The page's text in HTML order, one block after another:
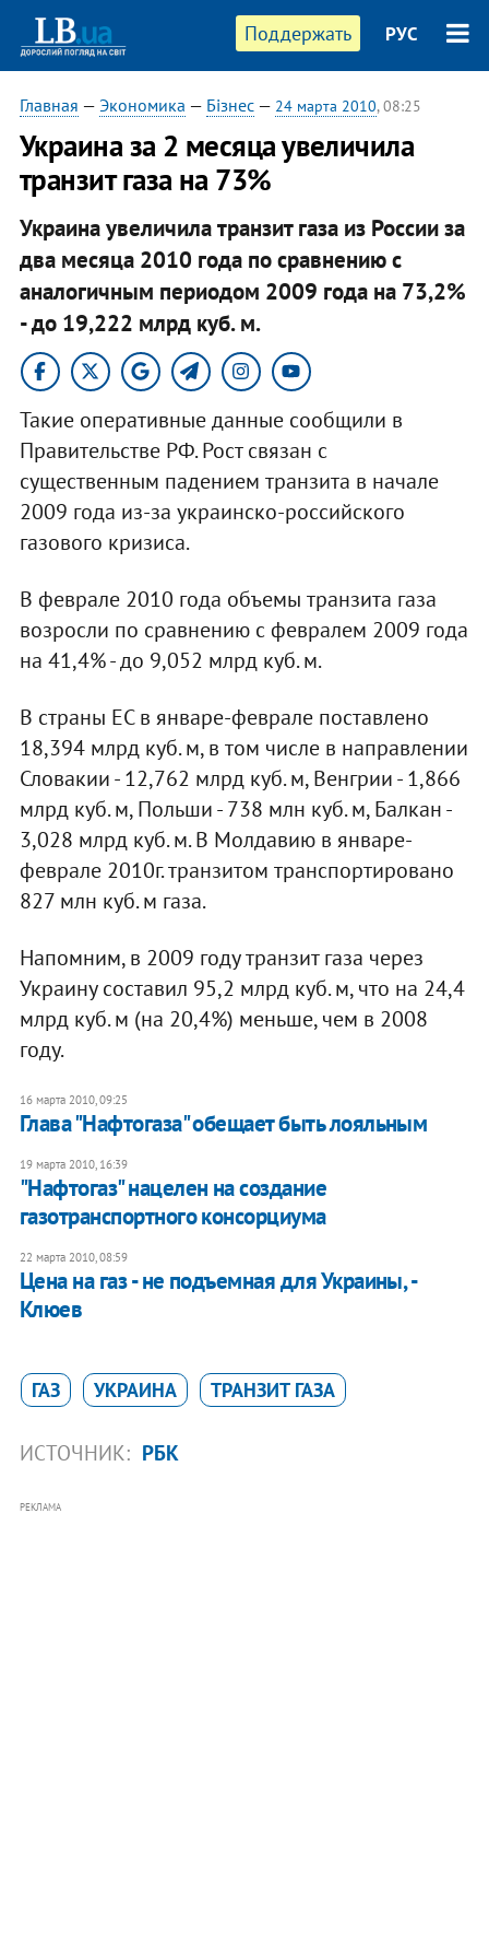
Поддержать РУС
Главная — Экономика — Бізнес— 24 марта 2010, 08:25
Украина за 2 месяца увеличила
транзит газа на 73%
Украина увеличила транзит газа из России за
два месяца 2010 года по сравнению с
аналогичным периодом 2009 года на 73,2%
- до 19,222 млрд куб. м.
Такие оперативные данные сообщили в
Правительстве РФ. Рост связан с
существенным падением транзита в начале
2009 года из-за украинско-российского
газового кризиса.
В феврале 2010 года объемы транзита газа
возросли по сравнению с февралем 2009 года
на 41,4% - до 9,052 млрд куб. м.
В страны ЕС в январе-феврале поставлено
18,394 млрд куб. м, в том числе в направлении
Словакии - 12,762 млрд куб. м, Венгрии - 1,866
млрд куб. м, Польши - 738 млн куб. м, Балкан -
3,028 млрд куб. м. В Молдавию в январе-
феврале 2010г. транзитом транспортировано
827 млн куб. м газа.
Напомним, в 2009 году транзит газа через
Украину составил 95,2 млрд куб. м, что на 24,4
млрд куб. м (на 20,4%) меньше, чем в 2008
году.
16 марта 2010, 09:25
Глава "Нафтогаза" обещает быть лояльным
19 марта 2010, 16:39
"Нафтогаз" нацелен на создание
газотранспортного консорциума
22 марта 2010, 08:59
Цена на газ - не подъемная для Украины, -
Клюев
ГАЗ УКРАИНА ТРАНЗИТ ГАЗА
ИСТОЧНИК: РБК
РЕКЛАМА